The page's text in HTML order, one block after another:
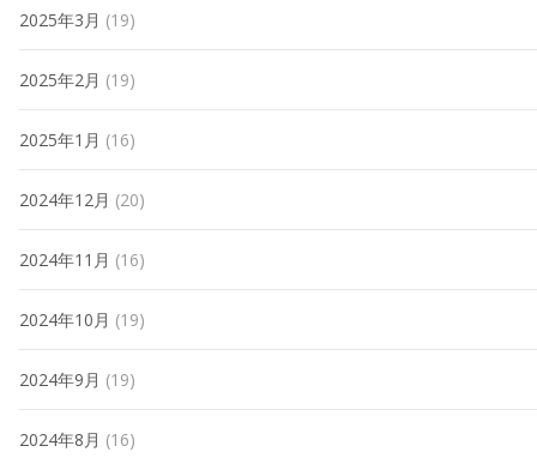
2025年3月 (19)
2025年2月 (19)
2025年1月 (16)
2024年12月 (20)
2024年11月 (16)
2024年10月 (19)
2024年9月 (19)
2024年8月 (16)